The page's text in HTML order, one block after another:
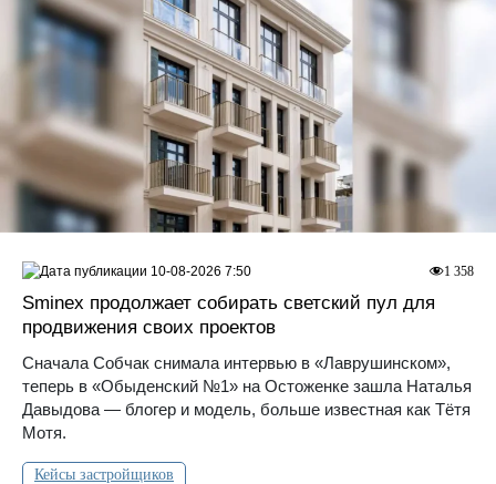
Sminex продолжает собирать светский пул для
продвижения своих проектов
Сначала Собчак снимала интервью в «Лаврушинском»,
теперь в «Обыденский №1» на Остоженке зашла Наталья
Давыдова — блогер и модель, больше известная как Тётя
Мотя.
Кейсы застройщиков
1 358
10-08-2026 7:50